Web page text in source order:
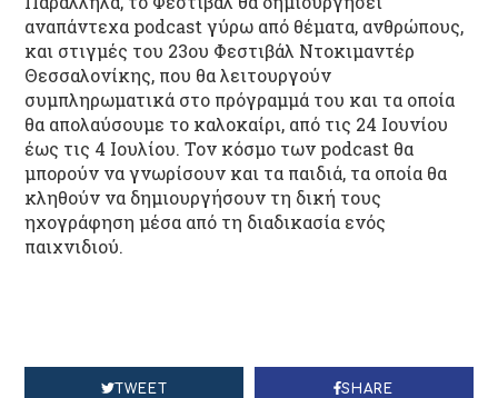
αναπάντεχα podcast γύρω από θέματα, ανθρώπους,
και στιγμές του 23ου Φεστιβάλ Ντοκιμαντέρ
Θεσσαλονίκης, που θα λειτουργούν
συμπληρωματικά στο πρόγραμμά του και τα οποία
θα απολαύσουμε το καλοκαίρι, από τις 24 Ιουνίου
έως τις 4 Ιουλίου. Τον κόσμο των podcast θα
μπορούν να γνωρίσουν και τα παιδιά, τα οποία θα
κληθούν να δημιουργήσουν τη δική τους
ηχογράφηση μέσα από τη διαδικασία ενός
παιχνιδιού.
TWEET SHARE